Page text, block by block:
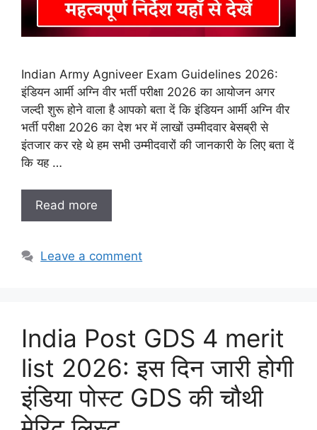
Indian Army Agniveer Exam Guidelines 2026:
इंडियन आर्मी अग्नि वीर भर्ती परीक्षा 2026 का आयोजन अगर
जल्दी शुरू होने वाला है आपको बता दें कि इंडियन आर्मी अग्नि वीर
भर्ती परीक्षा 2026 का देश भर में लाखों उम्मीदवार बेसब्री से
इंतजार कर रहे थे हम सभी उम्मीदवारों की जानकारी के लिए बता दें
कि यह …
Read more
Leave a comment
India Post GDS 4 merit
list 2026: इस दिन जारी होगी
इंडिया पोस्ट GDS की चौथी